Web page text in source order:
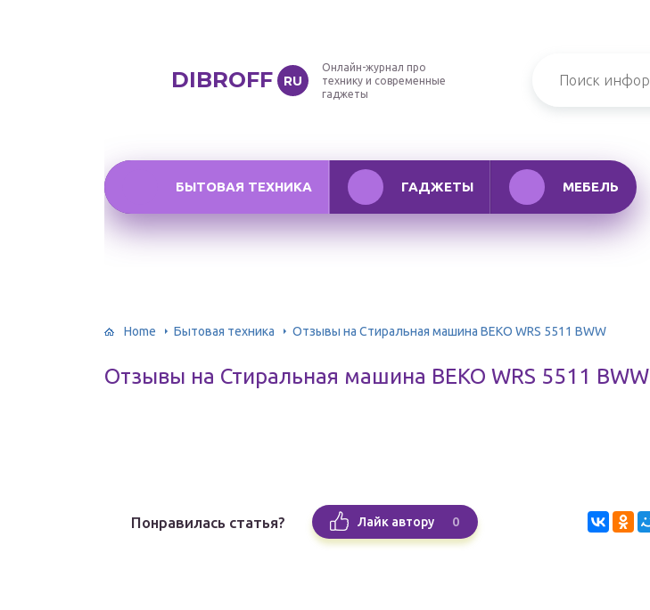
DIBROFF RU
Онлайн-журнал про
технику и современные
гаджеты
БЫТОВАЯ ТЕХНИКА ГАДЖЕТЫ МЕБЕЛЬ
Home Бытовая техника Отзывы на Стиральная машина BEKO WRS 5511 BWW
Отзывы на Стиральная машина BEKO WRS 5511 BWW
Понравилась статья? Лайк автору 0